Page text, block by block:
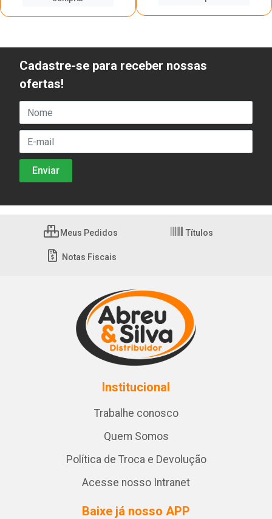
Cadastre-se para receber nossas
ofertas!
Meus Pedidos Títulos
Notas Fiscais
Institucional
Trabalhe conosco
Quem Somos
Política de Troca e Devolução
Acesse nosso Intranet
Baixe já nosso APP